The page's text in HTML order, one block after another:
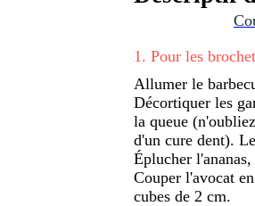
1 . Pour les
Allumer le
Décortiquer les
la queue
d'un cure dent).
Éplucher
Couper l'avocat
cubes de 2 cm.